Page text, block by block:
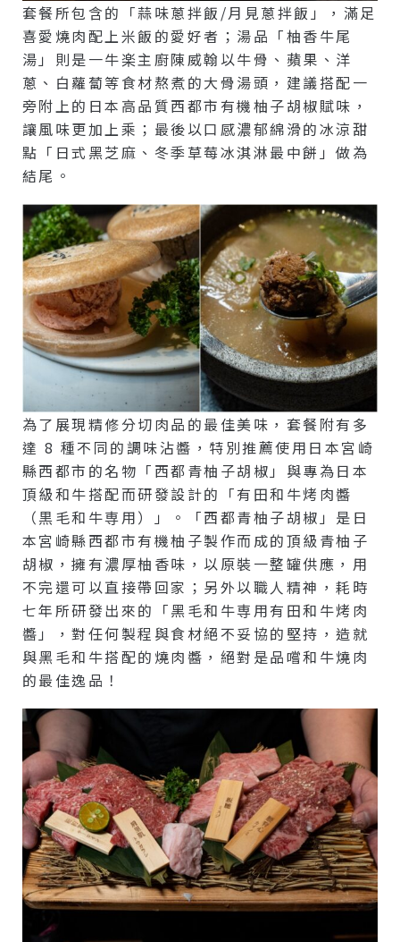
套餐所包含的「蒜味蔥拌飯/月見蔥拌飯」，滿足
喜愛燒肉配上米飯的愛好者；湯品「柚香牛尾
湯」則是一牛楽主廚陳威翰以牛骨、蘋果、洋
蔥、白蘿蔔等食材熬煮的大骨湯頭，建議搭配一
旁附上的日本高品質西都市有機柚子胡椒賦味，
讓風味更加上乘；最後以口感濃郁綿滑的冰涼甜
點「日式黑芝麻、冬季草莓冰淇淋最中餅」做為
結尾。
為了展現精修分切肉品的最佳美味，套餐附有多
達 8 種不同的調味沾醬，特別推薦使用日本宮崎
縣西都市的名物「西都青柚子胡椒」與專為日本
頂級和牛搭配而研發設計的「有田和牛烤肉醬
（黒毛和牛専用）」。「西都青柚子胡椒」是日
本宮崎縣西都市有機柚子製作而成的頂級青柚子
胡椒，擁有濃厚柚香味，以原裝一整罐供應，用
不完還可以直接帶回家；另外以職人精神，耗時
七年所研發出來的「黑毛和牛専用有田和牛烤肉
醬」，對任何製程與食材絕不妥協的堅持，造就
與黑毛和牛搭配的燒肉醬，絕對是品嚐和牛燒肉
的最佳逸品！